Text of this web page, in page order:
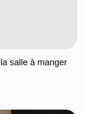
salle à manger